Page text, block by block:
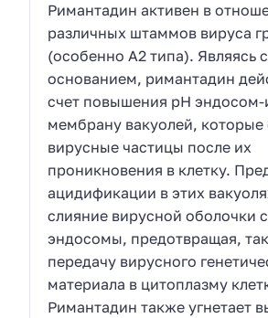
Римантадин активен в
различных штаммов вируса
(особенно А2 типа). Являясь
основанием, римантадин
счет повышения pH
мембрану вакуолей,
вирусные частицы после их
проникновения в клетку.
ацидификации в этих
слияние вирусной оболочки
эндосомы, предотвращая,
передачу вирусного
материала в цитоплазму
Римантадин также угнетает